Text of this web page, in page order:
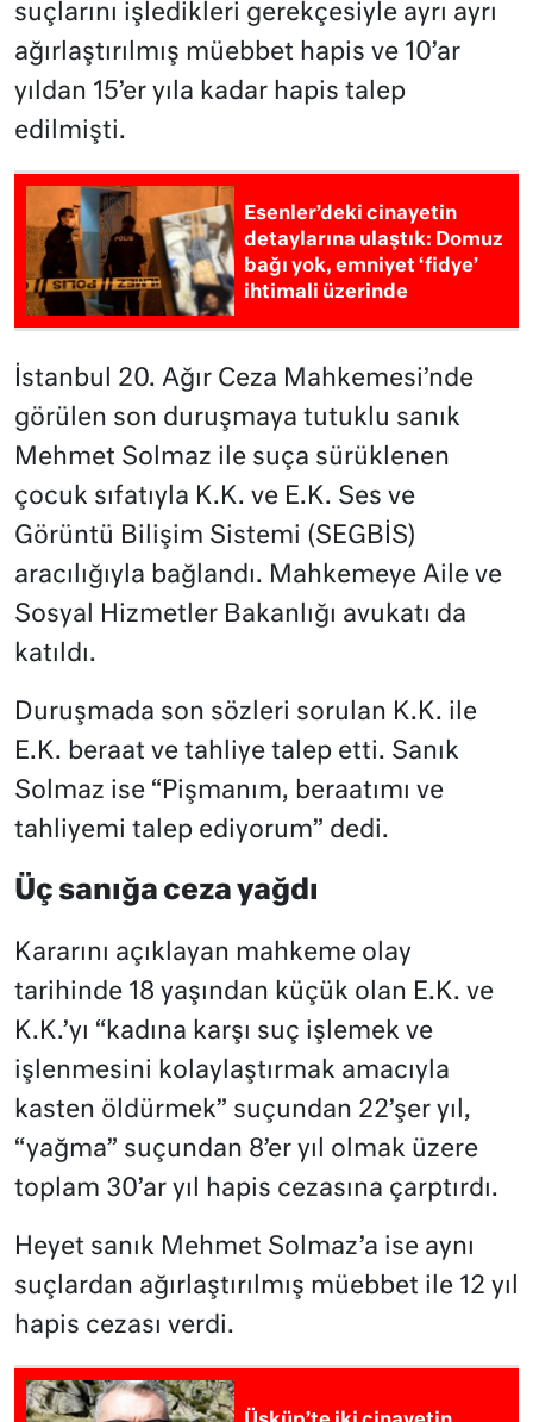
suçlarını işledikleri gerekçesiyle ayrı ayrı
ağırlaştırılmış müebbet hapis ve 10’ar
yıldan 15’er yıla kadar hapis talep
edilmişti.
Esenler’deki cinayetin
detaylarına ulaştık: Domuz
bağı yok, emniyet ‘fidye’
ihtimali üzerinde
İstanbul 20. Ağır Ceza Mahkemesi’nde
görülen son duruşmaya tutuklu sanık
Mehmet Solmaz ile suça sürüklenen
çocuk sıfatıyla K.K. ve E.K. Ses ve
Görüntü Bilişim Sistemi (SEGBİS)
aracılığıyla bağlandı. Mahkemeye Aile ve
Sosyal Hizmetler Bakanlığı avukatı da
katıldı.
Duruşmada son sözleri sorulan K.K. ile
E.K. beraat ve tahliye talep etti. Sanık
Solmaz ise “Pişmanım, beraatımı ve
tahliyemi talep ediyorum” dedi.
Üç sanığa ceza yağdı
Kararını açıklayan mahkeme olay
tarihinde 18 yaşından küçük olan E.K. ve
K.K.’yı “kadına karşı suç işlemek ve
işlenmesini kolaylaştırmak amacıyla
kasten öldürmek” suçundan 22’şer yıl,
“yağma” suçundan 8’er yıl olmak üzere
toplam 30’ar yıl hapis cezasına çarptırdı.
Heyet sanık Mehmet Solmaz’a ise aynı
suçlardan ağırlaştırılmış müebbet ile 12 yıl
hapis cezası verdi.